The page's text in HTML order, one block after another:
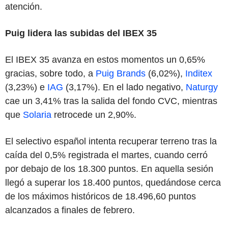
atención.
Puig lidera las subidas del IBEX 35
El IBEX 35 avanza en estos momentos un 0,65%
gracias, sobre todo, a Puig Brands (6,02%), Inditex
(3,23%) e IAG (3,17%). En el lado negativo, Naturgy
cae un 3,41% tras la salida del fondo CVC, mientras
que Solaria retrocede un 2,90%.
El selectivo español intenta recuperar terreno tras la
caída del 0,5% registrada el martes, cuando cerró
por debajo de los 18.300 puntos. En aquella sesión
llegó a superar los 18.400 puntos, quedándose cerca
de los máximos históricos de 18.496,60 puntos
alcanzados a finales de febrero.